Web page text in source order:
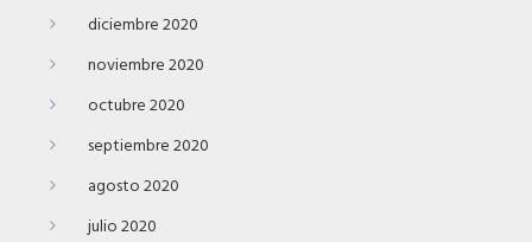
diciembre 2020
noviembre 2020
octubre 2020
septiembre 2020
agosto 2020
julio 2020